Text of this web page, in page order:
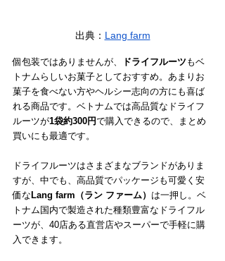
出典： Lang farm
個包装ではありませんが、 ドライフルーツ もベ
トナムらしいお菓子としておすすめ。あまりお
菓子を食べない方やヘルシー志向の方にも喜ば
れる商品です。ベトナムでは高品質なドライフ
ルーツが1袋約300円で購入できるので、まとめ
買いにも最適です。
ドライフルーツはさまざまなブランドがありま
すが、中でも、高品質でパッケージも可愛く安
価な Lang farm（ラン ファーム） は一押し。ベ
トナム国内で製造された種類豊富なドライフル
ーツが、40店ある直営店やスーパーで手軽に購
入できます。